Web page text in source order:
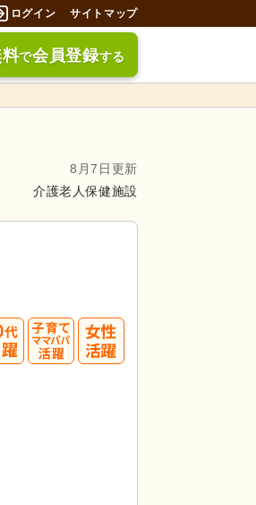
ログイン サイトマップ
で会員登録する
8月7日更新
介護老人保健施設